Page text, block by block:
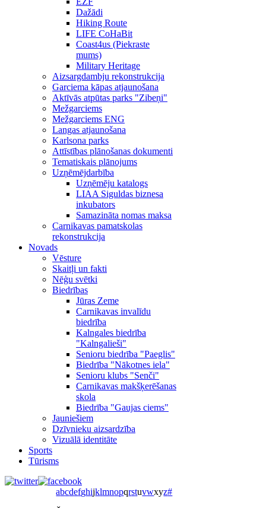
Dažādi
Hiking Route
LIFE CoHaBit
Coast4us (Piekraste
mums)
Military Heritage
Aizsargdambju rekonstrukcija
Garciema kāpas atjaunošana
Aktīvās atpūtas parks "Zibeņi"
Mežgarciems
Mežgarciems ENG
Langas atjaunošana
Karlsona parks
Attīstības plānošanas dokumenti
Tematiskais plānojums
Uzņēmējdarbība
Uzņēmēju katalogs
LIAA Siguldas biznesa
inkubators
Samazināta nomas maksa
Carnikavas pamatskolas
rekonstrukcija
Novads
Vēsture
Skaitļi un fakti
Nēģu svētki
Biedrības
Jūras Zeme
Carnikavas invalīdu
biedrība
Kalngales biedrība
"Kalngalieši"
Senioru biedrība "Paeglis"
Biedrība "Nākotnes iela"
Senioru klubs "Senči"
Carnikavas makšķerēšanas
skola
Biedrība "Gaujas ciems"
Jauniešiem
Dzīvnieku aizsardzība
Vizuālā identitāte
Sports
Tūrisms
abcdefghijklmnopqrstuvwxyz#